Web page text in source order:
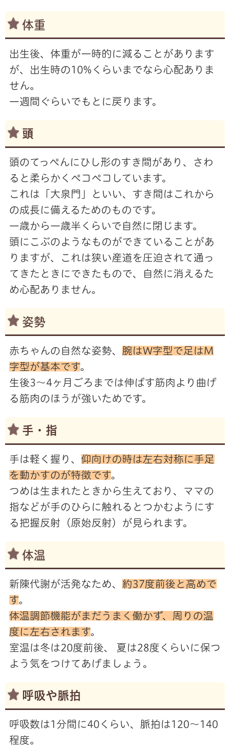
体重
出生後、体重が一時的に減ることがあります
が、出生時の10%くらいまでなら心配ありま
せん。
一週間ぐらいでもとに戻ります。
頭
頭のてっぺんにひし形のすき間があり、さわ
ると柔らかくペコペコしています。
これは「大泉門」といい、すき間はこれから
の成長に備えるためのものです。
一歳から一歳半くらいで自然に閉じます。
頭にこぶのようなものができていることがあ
りますが、これは狭い産道を圧迫されて通っ
てきたときにできたもので、自然に消えるた
め心配ありません。
姿勢
赤ちゃんの自然な姿勢、 腕はW字型で足はM
字型が基本です。
生後3～4ヶ月ごろまでは伸ばす筋肉より曲げ
る筋肉のほうが強いためです。
手・指
手は軽く握り、 仰向けの時は左右対称に手足
を動かすのが特徴です。
つめは生まれたときから生えており、ママの
指などが手のひらに触れるとつかむようにす
る把握反射（原始反射）が見られます。
体温
新陳代謝が活発なため、 約37度前後と高めで
す。
体温調節機能がまだうまく働かず、周りの温
度に左右されます。
室温は冬は20度前後、 夏は28度くらいに保つ
よう気をつけてあげましょう。
呼吸や脈拍
呼吸数は1分間に40くらい、脈拍は120～140
程度。